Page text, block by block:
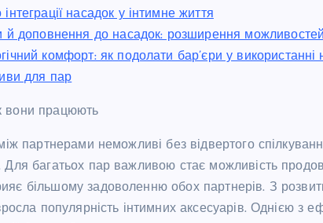
насадок у інтимне життя
й доповнення до насадок: розширення
комфорт: як подолати бар’єри у використанні
для пар
вони працюють
між партнерами неможливі без відвертого
Для багатьох пар важливою стає можливість
більшому задоволенню обох партнерів. З
популярність інтимних аксесуарів. Однією з